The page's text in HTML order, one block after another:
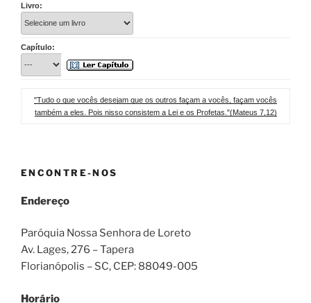
Livro:
Capítulo:
"Tudo o que vocês desejam que os outros façam a vocês, façam vocês
também a eles. Pois nisso consistem a Lei e os Profetas."(Mateus 7,12)
ENCONTRE-NOS
Endereço
Paróquia Nossa Senhora de Loreto
Av. Lages, 276 – Tapera
Florianópolis – SC, CEP: 88049-005
Horário